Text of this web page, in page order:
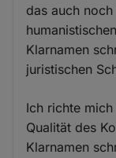
das auch
Klarnamen
juristischen
Ich richte
Qualität des
Klarnamen